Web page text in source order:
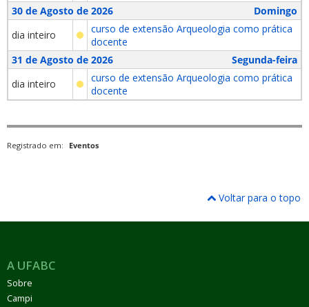
30 de Agosto de 2026
Domingo
dia inteiro
curso de extensão Arqueologia como prática
docente
31 de Agosto de 2026
Segunda-feira
dia inteiro
curso de extensão Arqueologia como prática
docente
Registrado em: Eventos
Voltar para o topo
A UFABC
Sobre
Campi